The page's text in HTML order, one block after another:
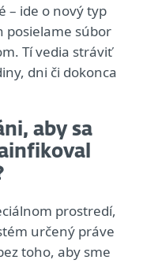
– ide o nový typ
posielame súbor
Tí vedia stráviť
dni či dokonca
aby sa
prostredí,
určený práve
toho, aby sme